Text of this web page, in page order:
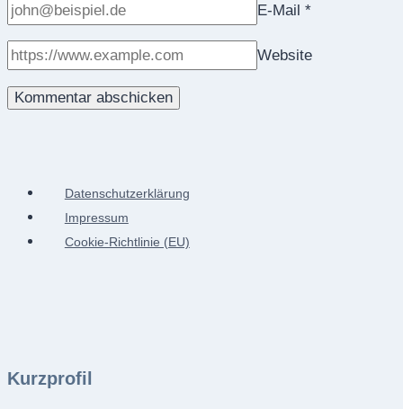
E-Mail *
Website
Datenschutzerklärung
Impressum
Cookie-Richtlinie (EU)
Kurzprofil